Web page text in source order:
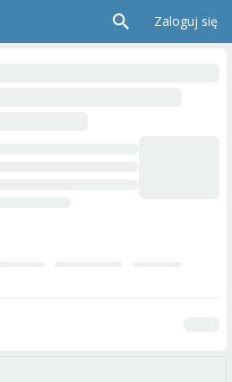
Zaloguj się